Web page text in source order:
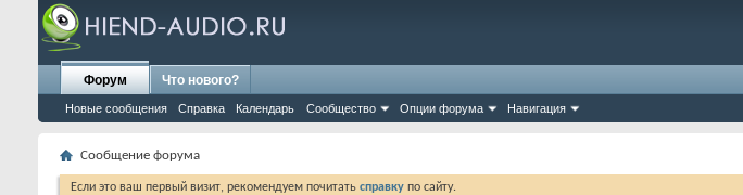
Форум
Новые сообщения Справка Календарь Сообщество Опции форума Навигация
Что нового?
Сообщение форума
Если это ваш первый визит, рекомендуем почитать справку по сайту.